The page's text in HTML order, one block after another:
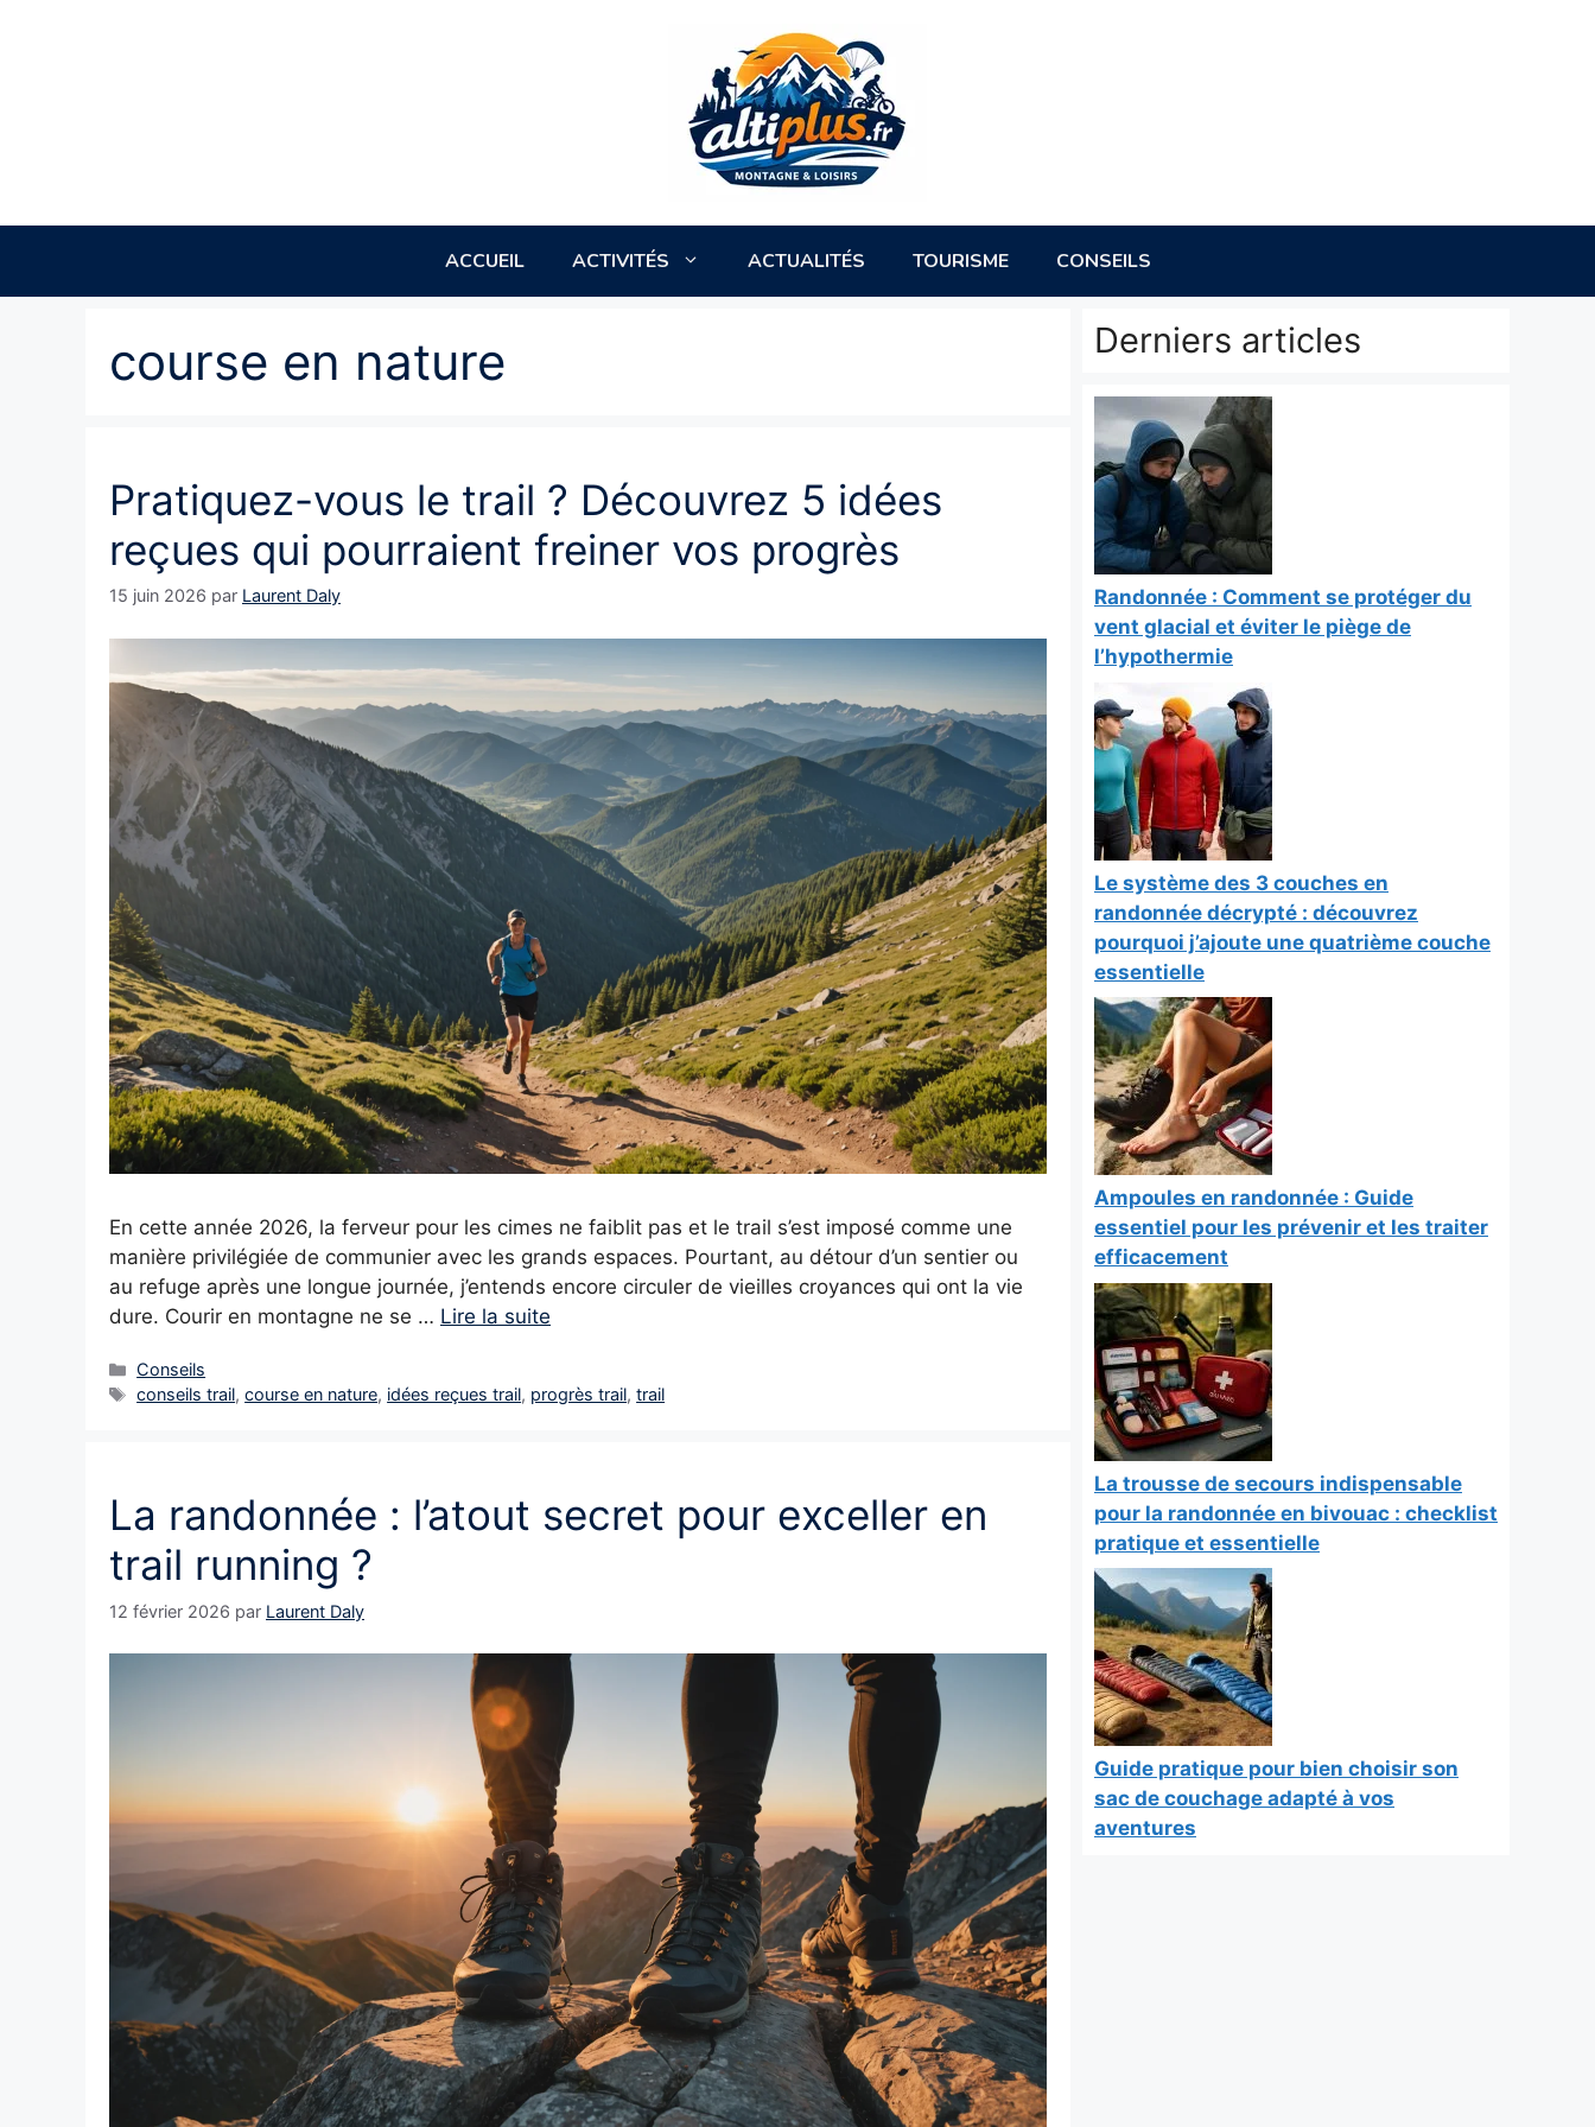
ACCUEIL ACTIVITÉS ACTUALITÉS TOURISME CONSEILS
course en nature
Pratiquez-vous le trail ? Découvrez 5 idées
reçues qui pourraient freiner vos progrès
15 juin 2026 par Laurent Daly
En cette année 2026, la ferveur pour les cimes ne faiblit pas et le trail s’est imposé comme une
manière privilégiée de communier avec les grands espaces. Pourtant, au détour d’un sentier ou
au refuge après une longue journée, j’entends encore circuler de vieilles croyances qui ont la vie
dure. Courir en montagne ne se … Lire la suite
Catégories
Conseils
Étiquettes
conseils trail,course en nature, idées reçues trail, progrès trail,trail
La randonnée : l’atout secret pour exceller en
trail running ?
12 février 2026 par Laurent Daly
Derniers articles
Randonnée : Comment se protéger du
vent glacial et éviter le piège de
l’hypothermie
Le système des 3 couches en
randonnée décrypté : découvrez
pourquoi j’ajoute une quatrième couche
essentielle
Ampoules en randonnée : Guide
essentiel pour les prévenir et les traiter
efficacement
La trousse de secours indispensable
pour la randonnée en bivouac : checklist
pratique et essentielle
Guide pratique pour bien choisir son
sac de couchage adapté à vos
aventures